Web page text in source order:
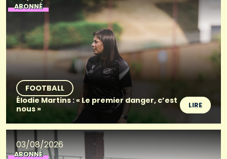
ABONNÉ
FOOTBALL
Élodie Martins : « Le premier danger, c’est
nous »
LIRE
03/08/2026
ABONNÉ